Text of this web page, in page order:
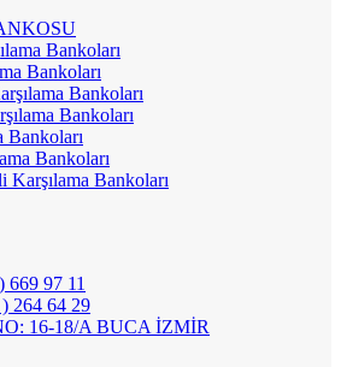
Bankoları
Bankoları
Bankoları
Bankoları
Bankoları
Bankoları
Karşılama Bankoları
669 97 11
264 64 29
16-18/A BUCA İZMİR